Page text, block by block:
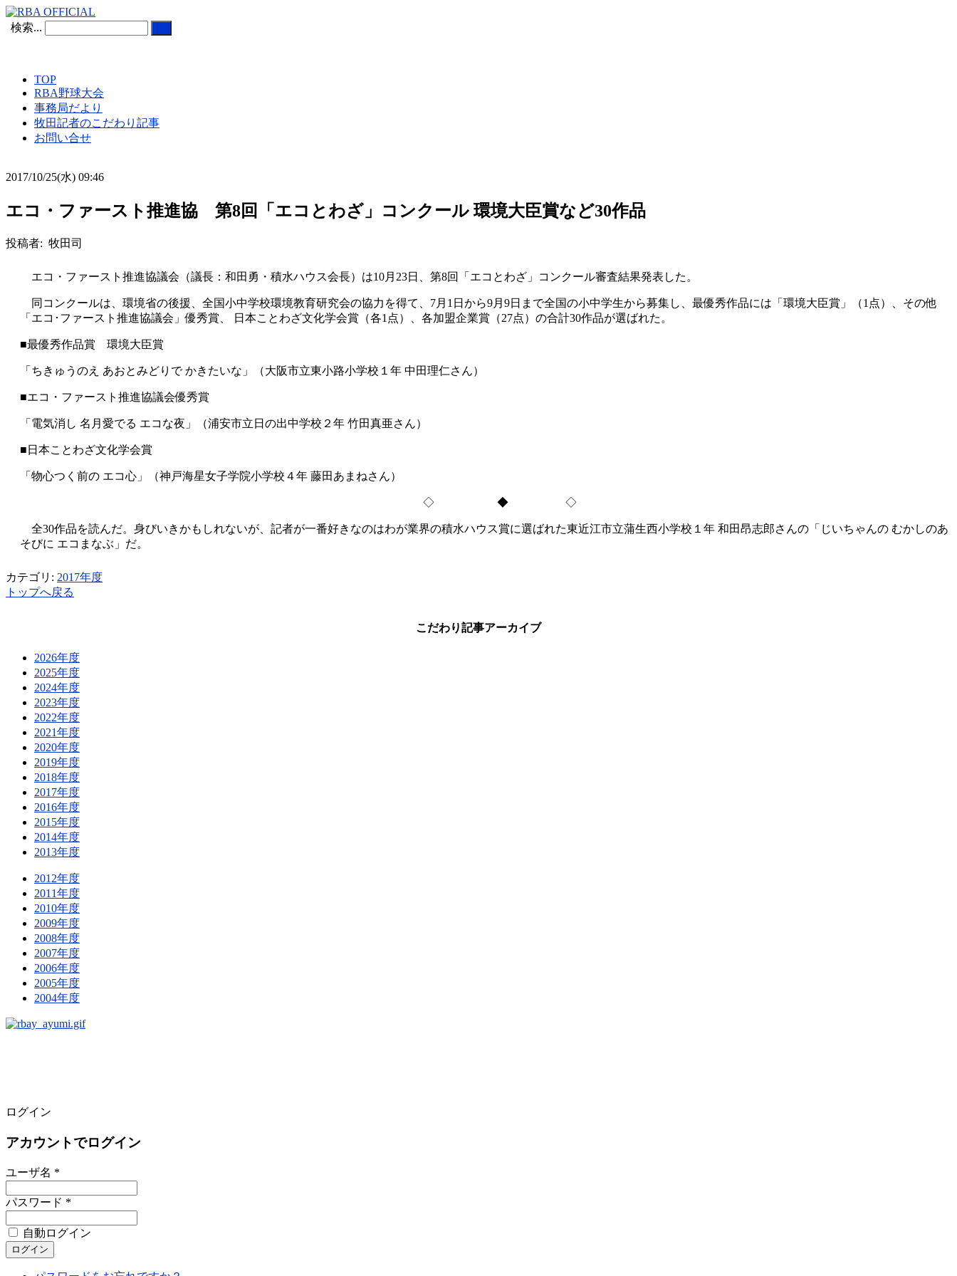
検索...
TOP
RBA野球大会
事務局だより
牧田記者のこだわり記事
お問い合せ
2017/10/25(水) 09:46
エコ・ファースト推進協 第8回「エコとわざ」コンクール 環境大臣賞など30作品
投稿者: 牧田司
エコ・ファースト推進協議会（議長：和田勇・積水ハウス会長）は10月23日、第8回「エコとわざ」コンクール審査結果発表した。
同コンクールは、環境省の後援、全国小中学校環境教育研究会の協力を得て、7月1日から9月9日まで全国の小中学生から募集し、最優秀作品には「環境大臣賞」（1点）、その他
「エコ･ファースト推進協議会」優秀賞、 日本ことわざ文化学会賞（各1点）、各加盟企業賞（27点）の合計30作品が選ばれた。
■最優秀作品賞 環境大臣賞
「ちきゅうのえ あおとみどりで かきたいな」（大阪市立東小路小学校１年 中田理仁さん）
■エコ・ファースト推進協議会優秀賞
「電気消し 名月愛でる エコな夜」（浦安市立日の出中学校２年 竹田真亜さん）
■日本ことわざ文化学会賞
「物心つく前の エコ心」（神戸海星女子学院小学校４年 藤田あまねさん）
◇ ◆ ◇
全30作品を読んだ。身びいきかもしれないが、記者が一番好きなのはわが業界の積水ハウス賞に選ばれた東近江市立蒲生西小学校１年 和田昂志郎さんの「じいちゃんの むかしのあ
そびに エコまなぶ」だ。
カテゴリ: 2017年度
トップへ戻る
こだわり記事アーカイブ
2026年度
2025年度
2024年度
2023年度
2022年度
2021年度
2020年度
2019年度
2018年度
2017年度
2016年度
2015年度
2014年度
2013年度
2012年度
2011年度
2010年度
2009年度
2008年度
2007年度
2006年度
2005年度
2004年度
ログイン
アカウントでログイン
ユーザ名 *
パスワード *
自動ログイン